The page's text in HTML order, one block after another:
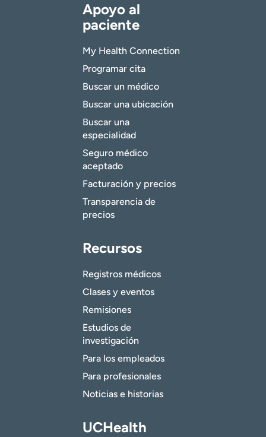
Apoyo al
paciente
My Health Connection
Programar cita
Buscar un médico
Buscar una ubicación
Buscar una
especialidad
Seguro médico
aceptado
Facturación y precios
Transparencia de
precios
Recursos
Registros médicos
Clases y eventos
Remisiones
Estudios de
investigación
Para los empleados
Para profesionales
Noticias e historias
UCHealth